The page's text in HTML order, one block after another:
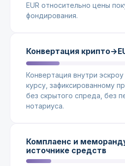
EUR относительно цены
фондирования.
Конвертация
Конвертация внутри
курсу, зафиксированному
без скрытого спреда, без
нотариуса.
Комплаенс и
источнике средств